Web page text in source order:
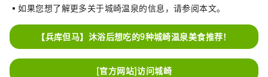
▪如果您想了解更多关于城崎温泉的信息，请参阅本文。
【兵库但马】沐浴后想吃的9种城崎温泉美食推荐！
[官方网站]访问城崎